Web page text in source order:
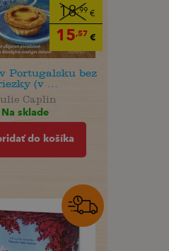
18,99 €
15,57 €
Portugalsku bez
(v ...
Caplin
Na sklade
do košíka